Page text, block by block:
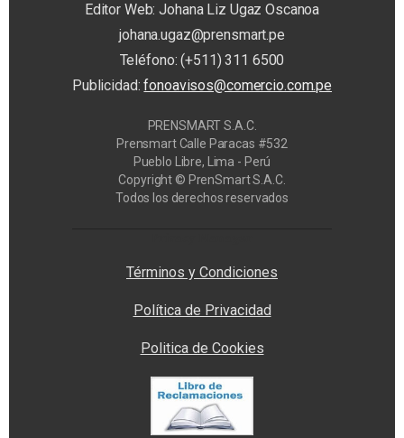
Editor Web: Johana Liz Ugaz Oscanoa
johana.ugaz@prensmart.pe
Teléfono: (+511) 311 6500
Publicidad:fonoavisos@comercio.com.pe
PRENSMART S.A.C.
Prensmart Calle Paracas #532
Pueblo Libre, Lima - Perú
Copyright © PrenSmart S.A.C.
Todos los derechos reservados
Términos y Condiciones
Política de Privacidad
Politica de Cookies